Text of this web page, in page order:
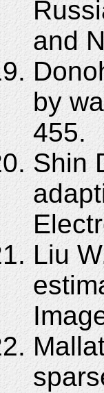
and
by
455.
Shin
Liu